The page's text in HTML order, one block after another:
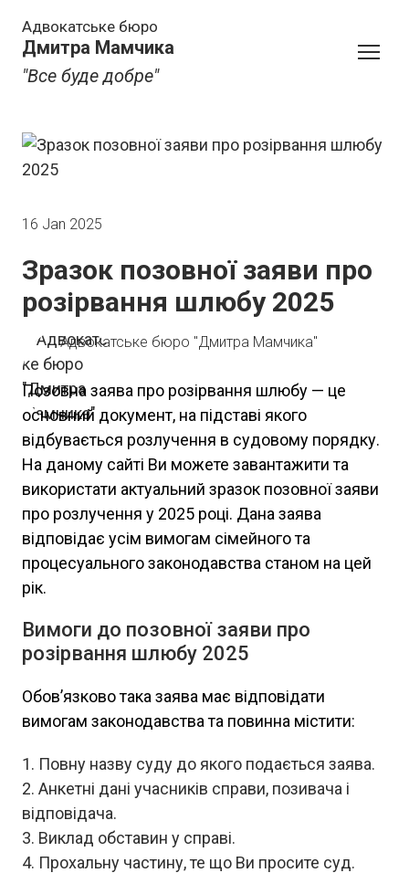
Адвокатське бюро
Дмитра Мамчика
"Все буде добре"
16 Jan 2025
Зразок позовної заяви про
розірвання шлюбу 2025
Адвокатське бюро "Дмитра Мамчика"
Позовна заява про розірвання шлюбу — це
основний документ, на підставі якого
відбувається розлучення в судовому порядку.
На даному сайті Ви можете завантажити та
використати актуальний зразок позовної заяви
про розлучення у 2025 році. Дана заява
відповідає усім вимогам сімейного та
процесуального законодавства станом на цей
рік.
Вимоги до позовної заяви про
розірвання шлюбу 2025
Обов’язково така заява має відповідати
вимогам законодавства та повинна містити:
Повну назву суду до якого подається заява.
Анкетні дані учасників справи, позивача і
відповідача.
Виклад обставин у справі.
Прохальну частину, те що Ви просите суд.